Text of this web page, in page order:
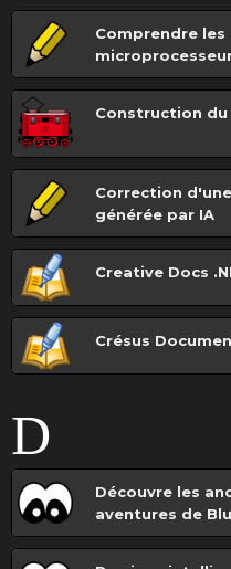
Comprendre les
Construction du
Correction
générée par IA
Creative Docs
Crésus
D
Découvre les
aventures de